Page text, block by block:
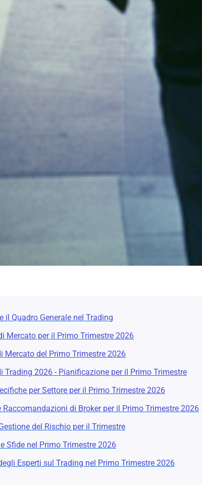
il Quadro Generale nel Trading
Mercato per il Primo Trimestre 2026
Mercato del Primo Trimestre 2026
Trading 2026 - Pianificazione per il Primo Trimestre
per Settore per il Primo Trimestre 2026
Raccomandazioni di Broker per il Primo Trimestre 2026
del Rischio per il Trimestre
Sfide nel Primo Trimestre 2026
Esperti sul Trading nel Primo Trimestre 2026